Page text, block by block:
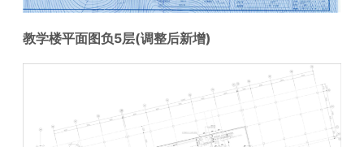
教学楼平面图负5层(调整后新增)